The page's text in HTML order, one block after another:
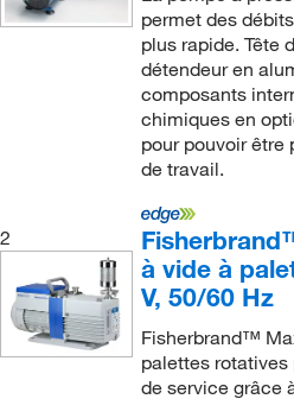
2.2 cfm
2.2/2.5 CFM(1)
2.3/2.6 CFM(1)
2.4/2.6 CFM(1)
(2)
2/2.2 CFM(6)
(10)
201 L/min.(1)
22 L/min.
22.1 CFM (1)
5 x
torr(6)
689 kPa (100 psi)(2)
7,4 psig(4)
70 torr(1)
10-3 Torr (2 x10-3mbar)
1,5x10⁻³ torr(6)
1.1 Torr (sans ballast de
1.1 torr (sans ballast de
de gaz)(7)
1.5 Torr(1)
1.5 torr(5)
10 mbar(12)
permet des
plus rapide. Tête
détendeur en
composants
chimiques en
pour pouvoir être
de travail.
2
à vide à
V, 50/60 Hz
Fisherbrand™
palettes
de service grâce